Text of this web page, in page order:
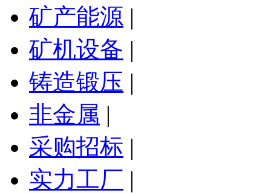
矿产能源 |
矿机设备 |
铸造锻压 |
非金属 |
采购招标 |
实力工厂 |